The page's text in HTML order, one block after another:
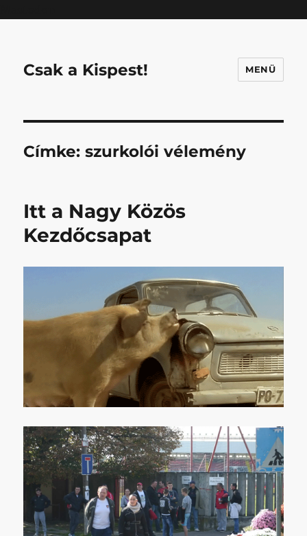
Csak a Kispest! MENÜ
Címke:szurkolói vélemény
Itt a Nagy Közös
Kezdőcsapat